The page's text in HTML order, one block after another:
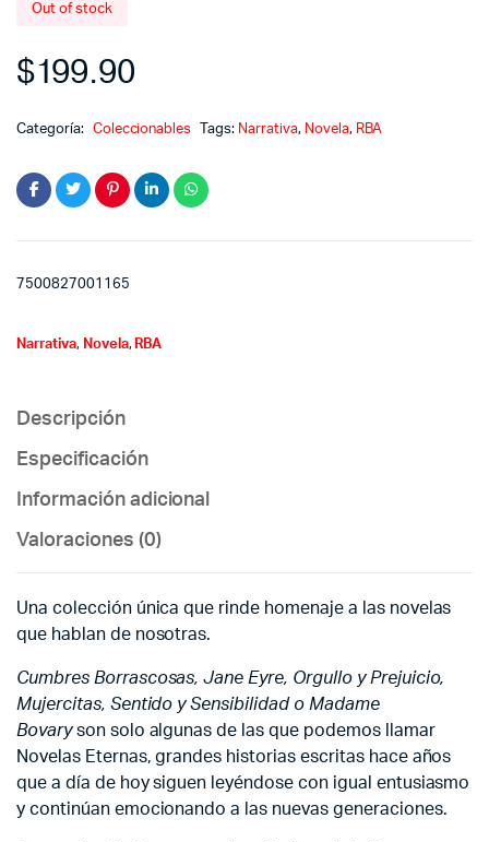
Out of stock
$199.90
Categoría: Coleccionables Tags: Narrativa, Novela, RBA
7500827001165
Narrativa, Novela, RBA
Descripción
Especificación
Información adicional
Valoraciones (0)
Una colección única que rinde homenaje a las novelas
que hablan de nosotras.
Cumbres Borrascosas, Jane Eyre, Orgullo y Prejuicio,
Mujercitas, Sentido y Sensibilidad o Madame
Bovaryson solo algunas de las que podemos llamar
Novelas Eternas, grandes historias escritas hace años
que a día de hoy siguen leyéndose con igual entusiasmo
y continúan emocionando a las nuevas generaciones.